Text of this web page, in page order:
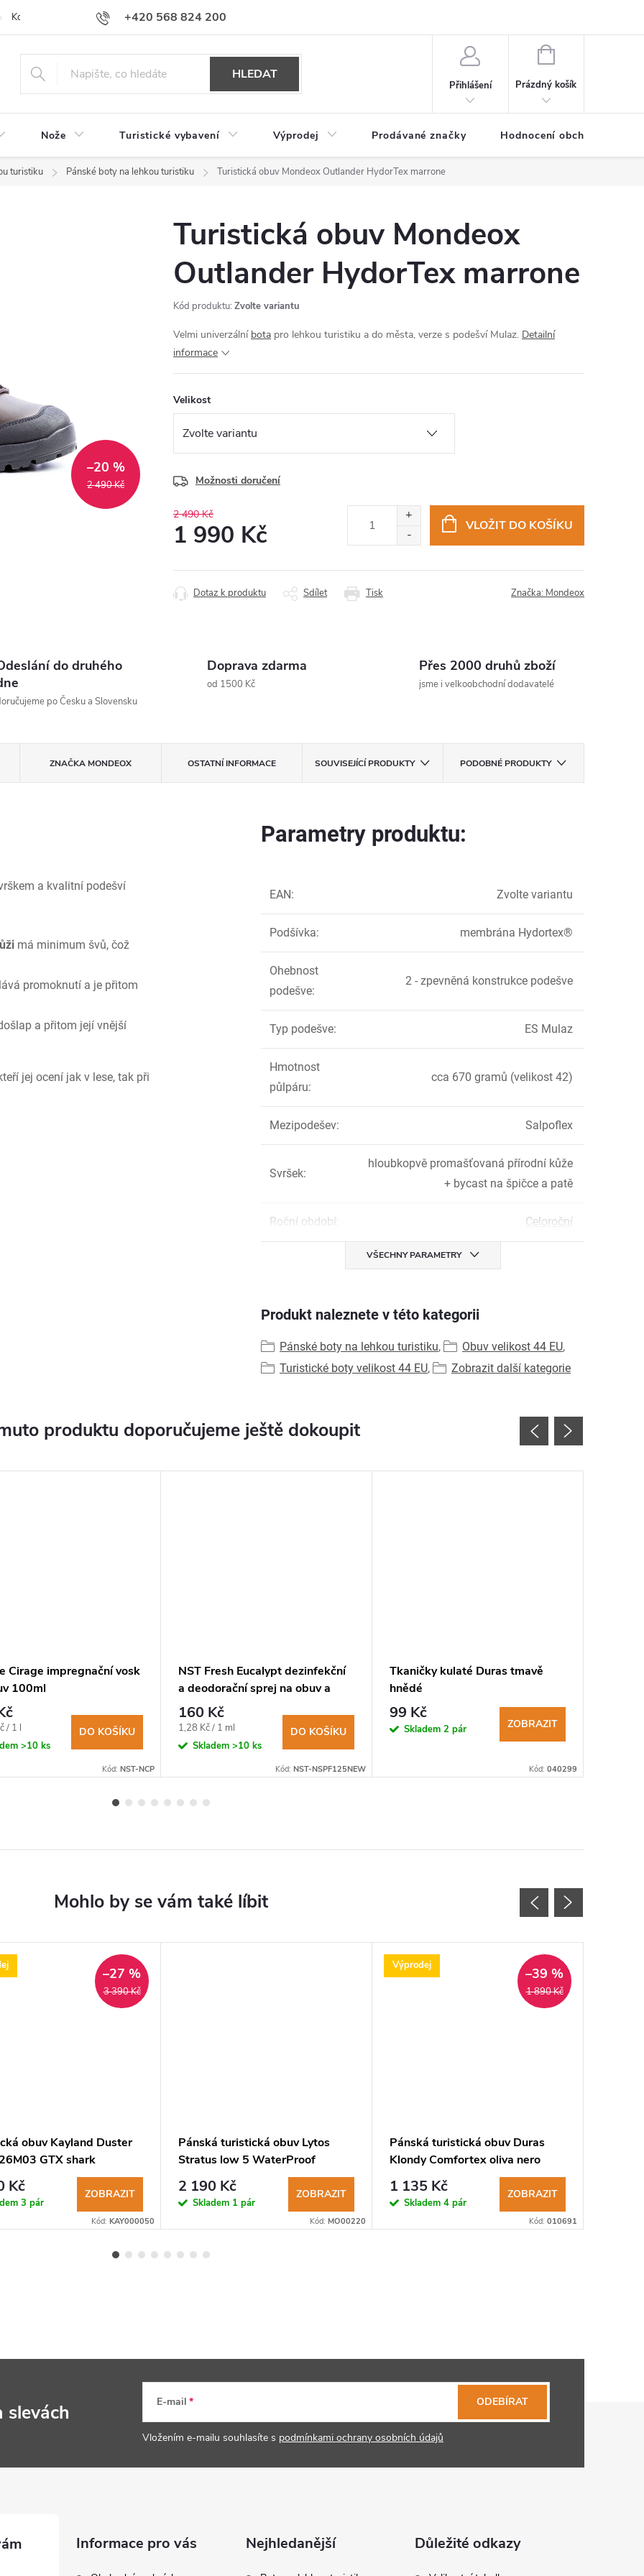
+420 568 824 200
Kontakty Doprava a platba Hodnocení obchodu
HLEDAT
Přihlášení
NÁKUPNÍ
Prázdný košík
Nože Turistické vybavení Výprodej Prodávané značky Hodnocení obchodu
turistiku Pánské boty na lehkou turistiku Turistická obuv Mondeox Outlander HydorTex marrone
2 490 Kč
–20 %
Turistická obuv Mondeox
Outlander HydorTex marrone
Kód produktu: Zvolte variantu
Velmi univerzální bota pro lehkou turistiku a do města, verze s podešví Mulaz. Detailní
informace
Velikost
Možnosti doručení
2 490 Kč
1 990 Kč
cena:
VLOŽIT DO KOŠÍKU
Tisk
Dotaz k produktu Sdílet Značka: Mondeox
do druhého
po Česku a Slovensku
Doprava zdarma
od 1500 Kč
Přes 2000 druhů zboží
jsme i velkoobchodní dodavatelé
ZNAČKAMONDEOX OSTATNÍ INFORMACE SOUVISEJÍCÍ PRODUKTY PODOBNÉ PRODUKTY
a kvalitní podešví
má minimum švů, čož
promoknutí a je přitom
a přitom její vnější
jej ocení jak v lese, tak při
Parametry produktu:
EAN: Zvolte variantu
Podšívka: membrána Hydortex®
Ohebnost
podešve:
2 - zpevněná konstrukce podešve
Typ podešve: ES Mulaz
Hmotnost
půlpáru:
cca 670 gramů (velikost 42)
Mezipodešev: Salpoflex
Svršek:
hloubkopvě promašťovaná přírodní kůže
+ bycast na špičce a patě
Roční období: Celoroční
VŠECHNY PARAMETRY
Produkt naleznete v této kategorii
Pánské boty na lehkou turistiku, Obuv velikost 44 EU,
Turistické boty velikost 44 EU, Zobrazit další kategorie
produktu doporučujeme ještě dokoupit
Cirage impregnační vosk
100ml
/ 1 l
>10 ks
DO KOŠÍKU
Kód: NST-NCP
NST Fresh Eucalypt dezinfekční
a deodorační sprej na obuv a
oblečení 125ml
160 Kč
Měrná
cena:
1,28 Kč / 1 ml
Skladem >10 ks
DO KOŠÍKU
Kód: NST-NSPF125NEW
Tkaničky kulaté Duras tmavě
hnědé
99 Kč
Skladem 2 pár ZOBRAZIT
Kód: 040299
3 390 Kč
–27 %
obuv Kayland Duster
GTX shark
Kč
3 pár
ZOBRAZIT
Kód: KAY000050
Pánská turistická obuv Lytos
Stratus low 5 WaterProof
marrone
2 190 Kč
Skladem 1 pár
ZOBRAZIT
Kód: MO00220
Výprodej
1 890 Kč
–39 %
Pánská turistická obuv Duras
Klondy Comfortex oliva nero
1 135 Kč
Skladem 4 pár
ZOBRAZIT
Kód: 010691
slevách E-mail
Vložením e-mailu souhlasíte s podmínkami ochrany osobních údajů
ODEBÍRAT
Informace pro vás Nejhledanější Důležité odkazy